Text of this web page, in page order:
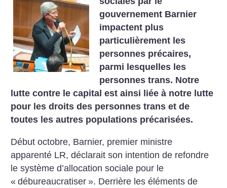
gouvernement Barnier
impactent plus
particulièrement les
personnes précaires,
parmi lesquelles les
personnes trans. Notre
lutte contre le capital est ainsi liée à notre lutte
pour les droits des personnes trans et de
toutes les autres populations précarisées.
Début octobre, Barnier, premier ministre
apparenté LR, déclarait son intention de refondre
le système d’allocation sociale pour le
« débureaucratiser ». Derrière les éléments de